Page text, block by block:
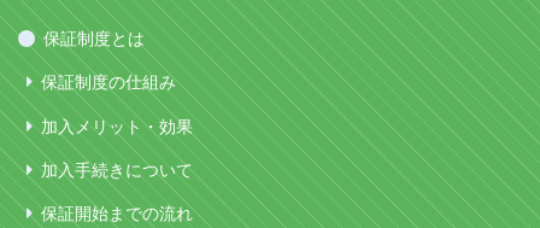
保証制度とは
保証制度の仕組み
加入メリット・効果
加入手続きについて
保証開始までの流れ